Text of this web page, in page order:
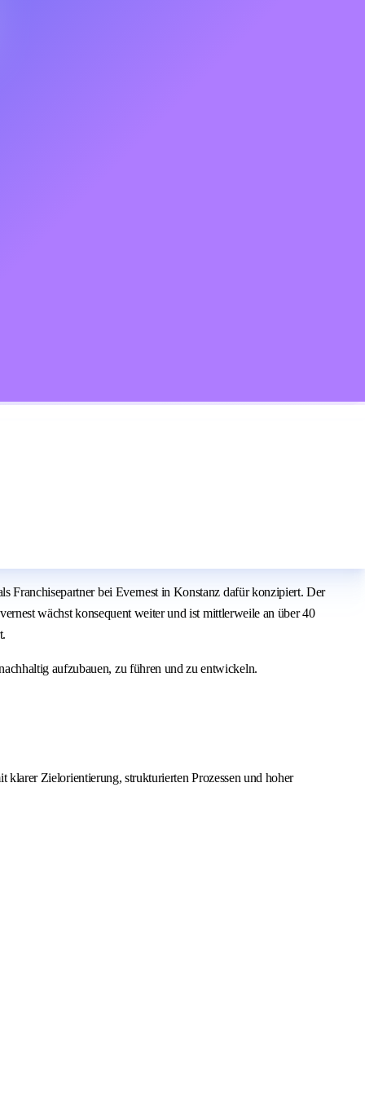
Franchisepartner bei Evernest in Konstanz dafür konzipiert. Der
wächst konsequent weiter und ist mittlerweile an über 40
aufzubauen, zu führen und zu entwickeln.
klarer Zielorientierung, strukturierten Prozessen und hoher